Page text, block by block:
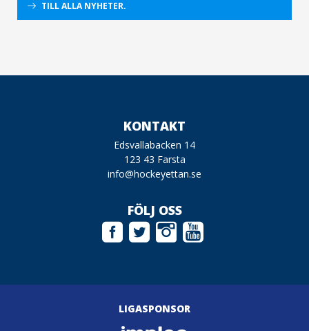
TILL ALLA NYHETER.
KONTAKT
Edsvallabacken 14
123 43 Farsta
info@hockeyettan.se
FÖLJ OSS
LIGASPONSOR